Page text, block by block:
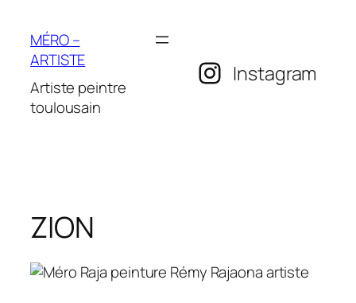
contenu
MÉRO –
ARTISTE
Artiste peintre
toulousain
Instagram
ZION